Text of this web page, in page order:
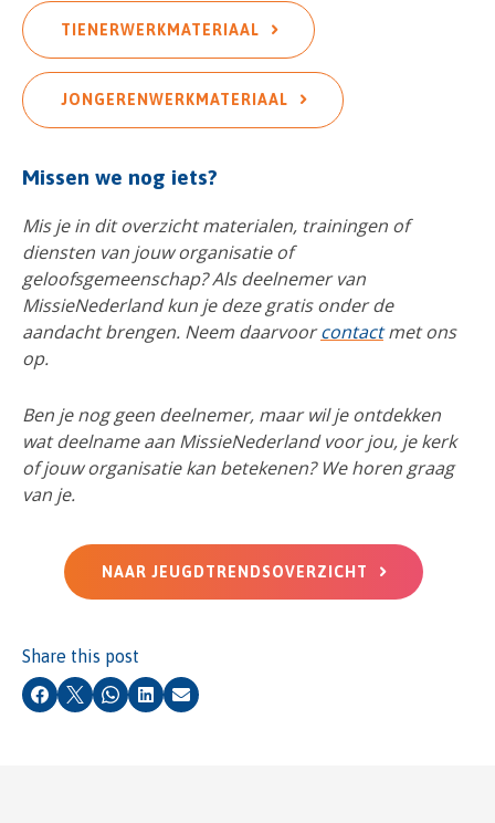
TIENERWERKMATERIAAL
JONGERENWERKMATERIAAL
Missen we nog iets?
Mis je in dit overzicht materialen, trainingen of
diensten van jouw organisatie of
geloofsgemeenschap? Als deelnemer van
MissieNederland kun je deze gratis onder de
aandacht brengen. Neem daarvoorcontactmet ons
op.
Ben je nog geen deelnemer, maar wil je ontdekken
wat deelname aan MissieNederland voor jou, je kerk
of jouw organisatie kan betekenen? We horen graag
van je.
NAAR JEUGDTRENDSOVERZICHT
Share this post
Facebook
X Whatsapp
LinkedIn
Email